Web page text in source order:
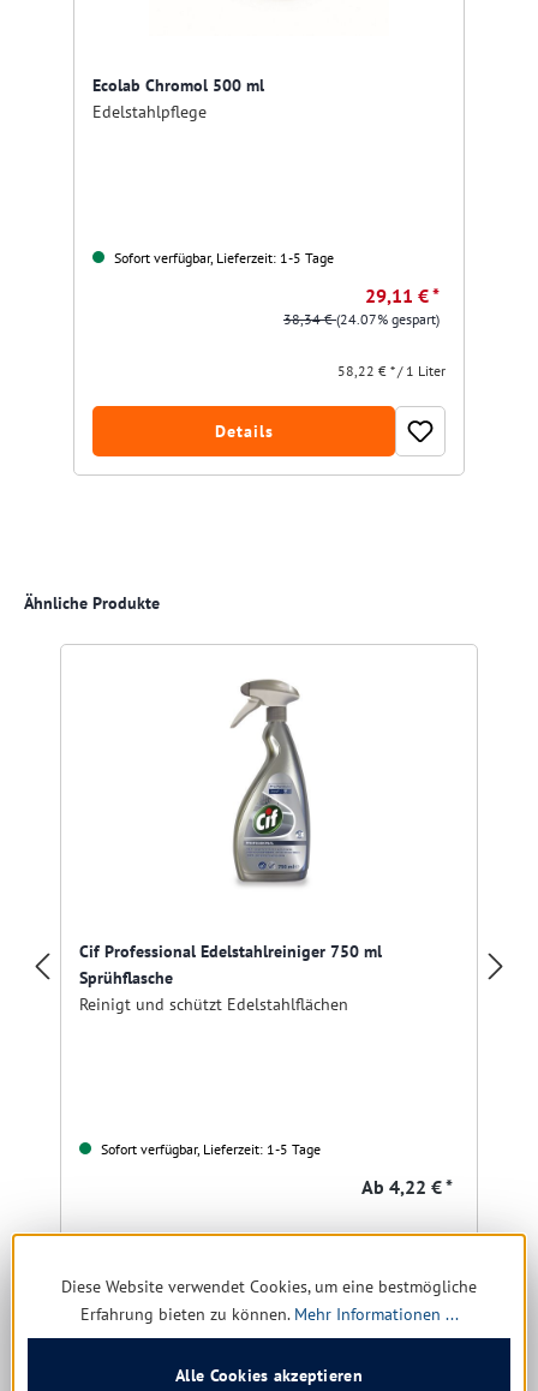
Ecolab Chromol 500 ml
Edelstahlpflege
Sofort verfügbar, Lieferzeit: 1-5 Tage
29,11 € *
38,34 €(24.07% gespart)
58,22 € * / 1 Liter
Details
Produktgalerie überspringen
Ähnliche Produkte
Cif Professional Edelstahlreiniger 750 ml
Sprühflasche
Reinigt und schützt Edelstahlflächen
Sofort verfügbar, Lieferzeit: 1-5 Tage
Ab 4,22 € *
5,63 € * / 1 Liter
Details
Produktgalerie überspringen
Kunden kauften auch
Diese Website verwendet Cookies, um eine bestmögliche
Erfahrung bieten zu können. Mehr Informationen ...
Alle Cookies akzeptieren